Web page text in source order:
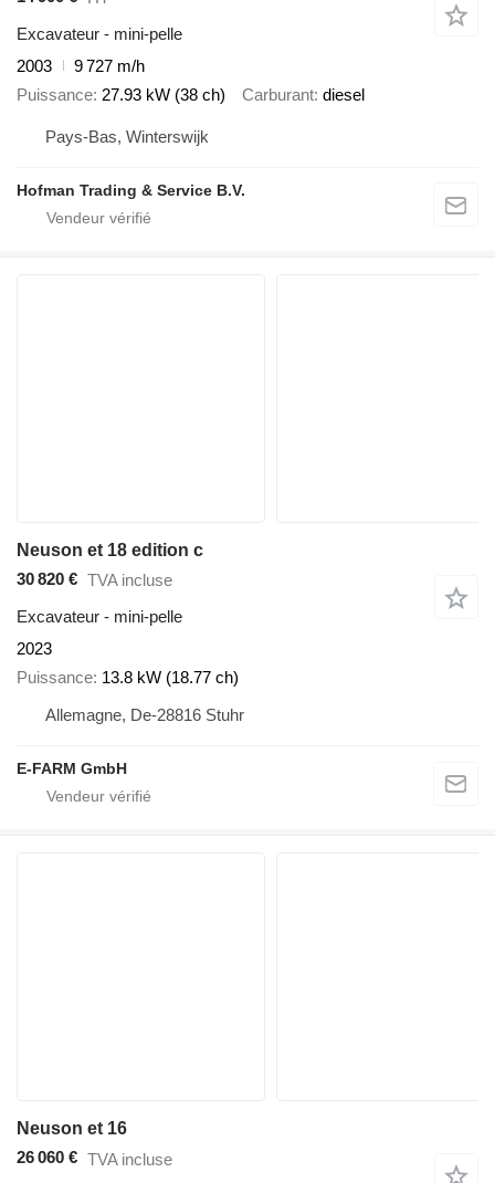
Excavateur - mini-pelle
2003
9 727 m/h
Puissance 27.93 kW (38 ch) Carburant diesel
Pays-Bas, Winterswijk
Hofman Trading & Service B.V.
Neuson et 18 edition c
30 820 € TVA incluse
Excavateur - mini-pelle
2023
Puissance 13.8 kW (18.77 ch)
Allemagne, De-28816 Stuhr
E-FARM GmbH
Neuson et 16
26 060 € TVA incluse